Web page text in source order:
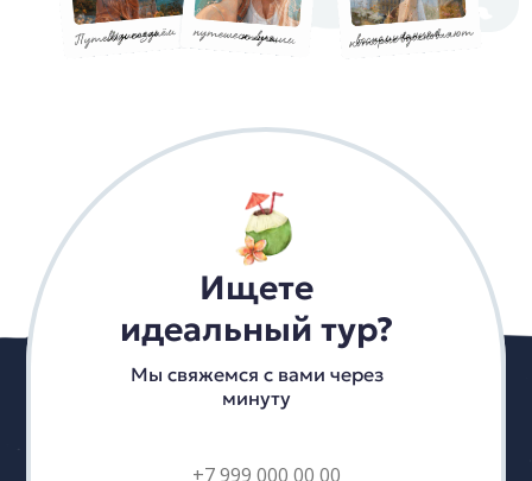
Ищете
идеальный тур?
Мы свяжемся с вами через
минуту